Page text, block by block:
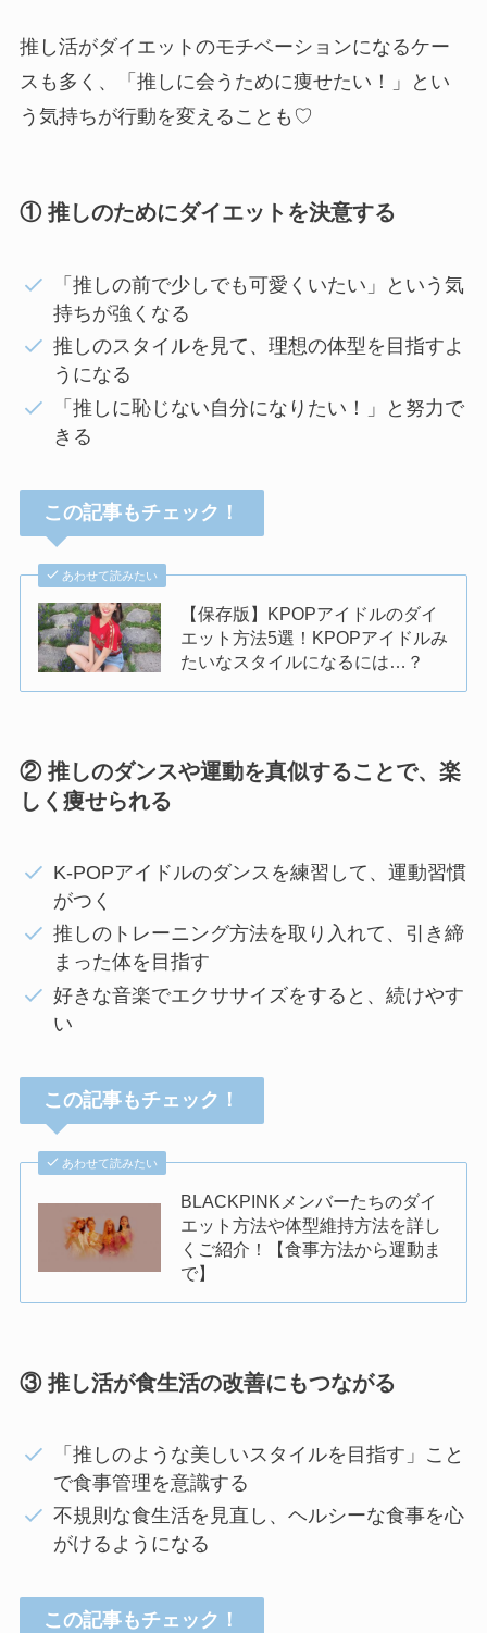
推し活がダイエットのモチベーションになるケー
スも多く、「推しに会うために痩せたい！」とい
う気持ちが行動を変えることも♡
① 推しのためにダイエットを決意する
「推しの前で少しでも可愛くいたい」という気
持ちが強くなる
推しのスタイルを見て、理想の体型を目指すよ
うになる
「推しに恥じない自分になりたい！」と努力で
きる
この記事もチェック！
あわせて読みたい
【保存版】KPOPアイドルのダイ
エット方法5選！KPOPアイドルみ
たいなスタイルになるには…？
② 推しのダンスや運動を真似することで、楽
しく痩せられる
K-POPアイドルのダンスを練習して、運動習慣
がつく
推しのトレーニング方法を取り入れて、引き締
まった体を目指す
好きな音楽でエクササイズをすると、続けやす
い
この記事もチェック！
あわせて読みたい
BLACKPINKメンバーたちのダイ
エット方法や体型維持方法を詳し
くご紹介！【食事方法から運動ま
で】
③ 推し活が食生活の改善にもつながる
「推しのような美しいスタイルを目指す」こと
で食事管理を意識する
不規則な食生活を見直し、ヘルシーな食事を心
がけるようになる
この記事もチェック！